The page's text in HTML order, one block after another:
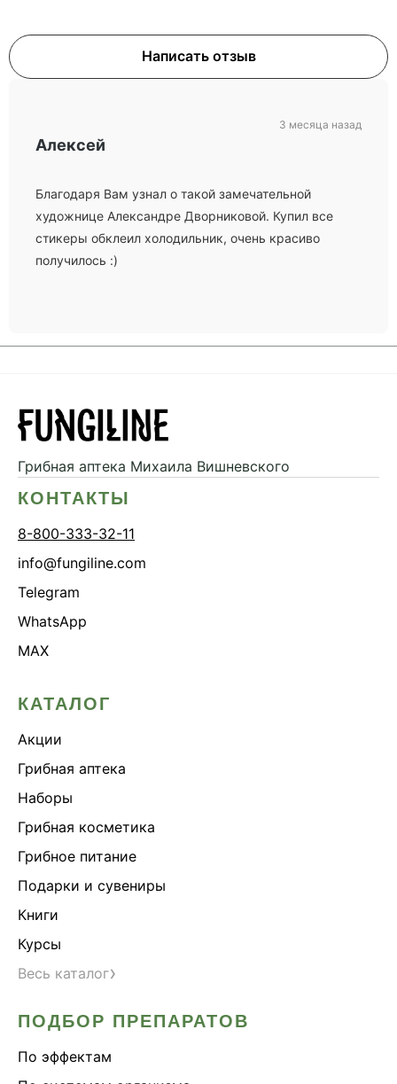
Написать отзыв
Алексей
Благодаря Вам узнал о такой замечательной
художнице Александре Дворниковой. Купил все
стикеры обклеил холодильник, очень красиво
получилось :)
3 месяца назад
Грибная аптека Михаила Вишневского
КОНТАКТЫ
8-800-333-32-11
info@fungiline.com
Telegram
WhatsApp
MAX
КАТАЛОГ
Акции
Грибная аптека
Наборы
Грибная косметика
Грибное питание
Подарки и сувениры
Книги
Курсы
Весь каталог›
ПОДБОР ПРЕПАРАТОВ
По эффектам